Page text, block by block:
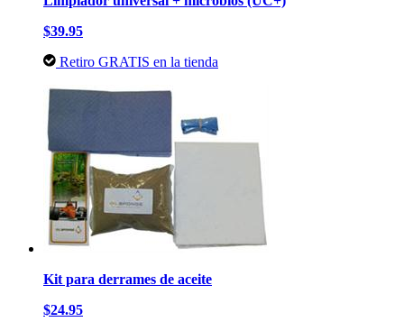
$39.95
Retiro GRATIS en la tienda
Kit para derrames de aceite
$24.95